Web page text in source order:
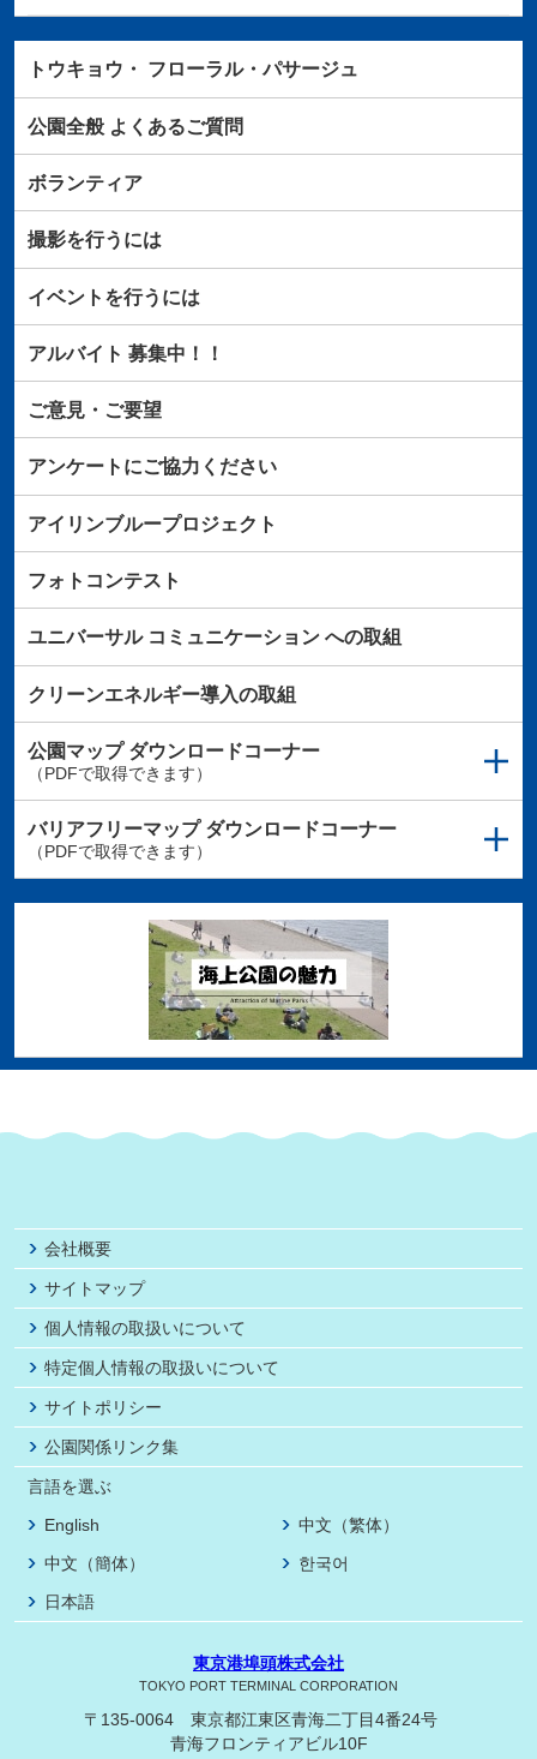
トウキョウ・ フローラル・パサージュ
公園全般よくあるご質問
ボランティア
撮影を行うには
イベントを行うには
アルバイト 募集中！！
ご意見・ご要望
アンケートにご協力ください
アイリンブループロジェクト
フォトコンテスト
ユニバーサルコミュニケーションへの取組
クリーンエネルギー導入の取組
公園マップダウンロードコーナー
（PDFで取得できます）
バリアフリーマップダウンロードコーナー
（PDFで取得できます）
会社概要
サイトマップ
個人情報の取扱いについて
特定個人情報の取扱いについて
サイトポリシー
公園関係リンク集
言語を選ぶ
English
中文（繁体）
中文（簡体）
한국어
日本語
東京港埠頭株式会社
TOKYO PORT TERMINAL CORPORATION
〒135-0064 東京都江東区青海二丁目4番24号
青海フロンティアビル10F